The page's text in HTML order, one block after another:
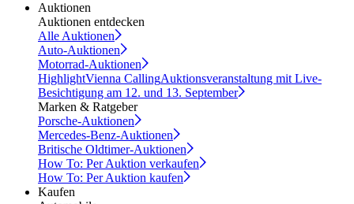
Auktionen
Auktionen entdecken
Alle Auktionen
Auto-Auktionen
Motorrad-Auktionen
HighlightVienna CallingAuktionsveranstaltung mit Live-
Besichtigung am 12. und 13. September
Marken & Ratgeber
Porsche-Auktionen
Mercedes-Benz-Auktionen
Britische Oldtimer-Auktionen
How To: Per Auktion verkaufen
How To: Per Auktion kaufen
Kaufen